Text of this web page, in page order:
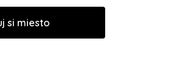
si miesto